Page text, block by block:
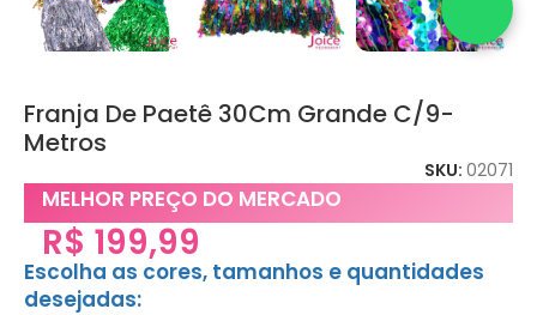
Franja De Paetê 30Cm Grande C/9-
Metros
SKU: 02071
MELHOR PREÇO DO MERCADO
R$ 199,99
Escolha as cores, tamanhos e quantidades
desejadas: